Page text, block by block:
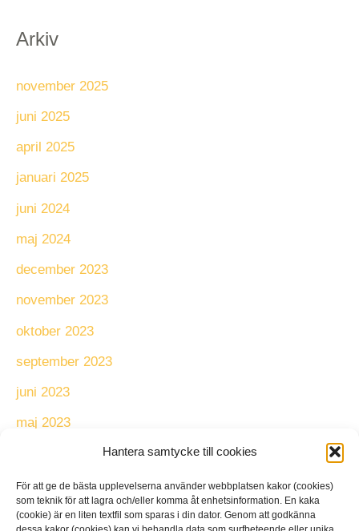
Hantera samtycke till cookies
För att ge de bästa upplevelserna använder webbplatsen kakor (cookies)
som teknik för att lagra och/eller komma åt enhetsinformation. En kaka
(cookie) är en liten textfil som sparas i din dator. Genom att godkänna
Arkiv
november 2025
juni 2025
april 2025
januari 2025
juni 2024
maj 2024
december 2023
november 2023
oktober 2023
september 2023
juni 2023
maj 2023
februari 2023
december 2022